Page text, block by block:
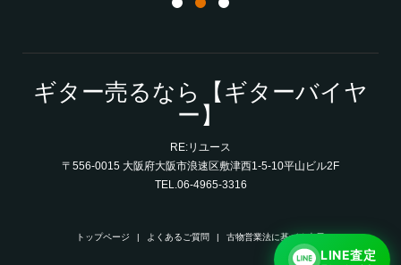
ギター売るなら【ギターバイヤ
ー】
RE:リユース
〒556-0015 大阪府大阪市浪速区敷津西1-5-10平山ビル2F
TEL.06-4965-3316
トップページ よくあるご質問 古物営業法に基づく表示
LINE査定